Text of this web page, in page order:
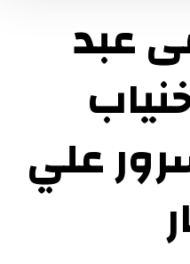
عبد
علي